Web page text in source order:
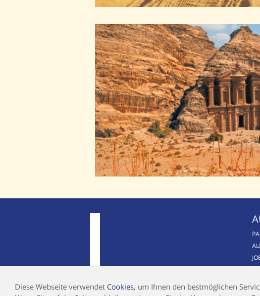
Diese Webseite verwendet Cookies, um Ihnen den bestmöglichen
©2019 AUF UND DAVON REISEN GMBH